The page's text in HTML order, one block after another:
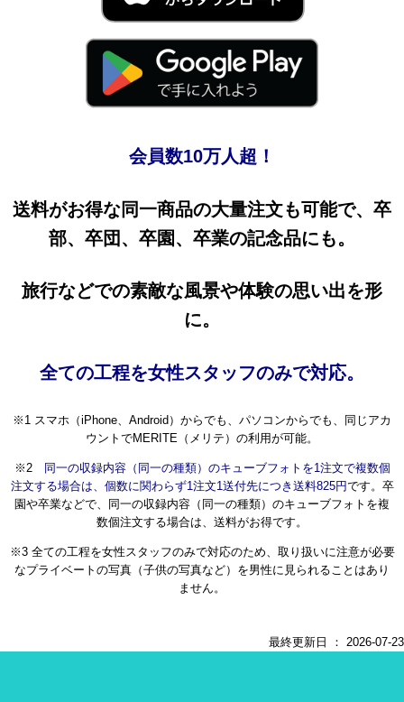
会員数10万人超！
送料がお得な同一商品の大量注文も可能で、卒
部、卒団、卒園、卒業の記念品にも。
旅行などでの素敵な風景や体験の思い出を形
に。
全ての工程を女性スタッフのみで対応。
※1 スマホ（iPhone、Android）からでも、パソコンからでも、同じアカ
ウントでMERITE（メリテ）の利用が可能。
※2 同一の収録内容（同一の種類）のキューブフォトを1注文で複数個
注文する場合は、個数に関わらず1注文1送付先につき送料825円です。卒
園や卒業などで、同一の収録内容（同一の種類）のキューブフォトを複
数個注文する場合は、送料がお得です。
※3 全ての工程を女性スタッフのみで対応のため、取り扱いに注意が必要
なプライベートの写真（子供の写真など）を男性に見られることはあり
ません。
最終更新日 ： 2026-07-23